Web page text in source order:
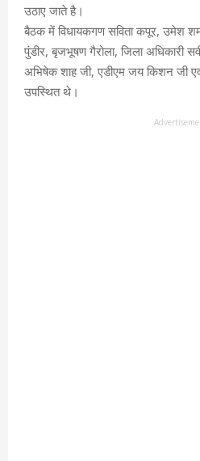
उठाए जाते है।
बैठक में विधायकगण सविता कपूर, उमेश
पुंडीर, बृजभूषण गैरोला, जिला अधिकारी
अभिषेक शाह जी, एडीएम जय किशन जी एवं
उपस्थित थे।